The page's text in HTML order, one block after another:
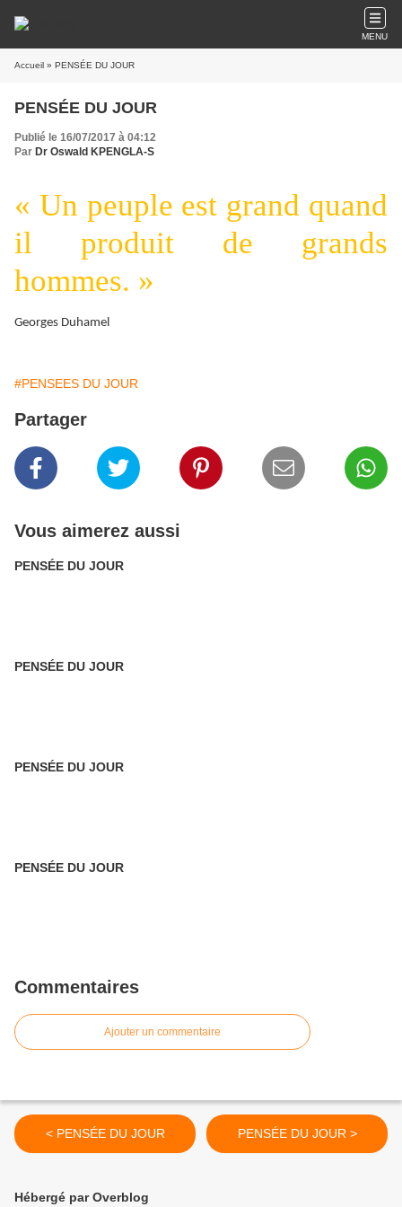
MENU
Accueil » PENSÉE DU JOUR
PENSÉE DU JOUR
Publié le 16/07/2017 à 04:12
Par Dr Oswald KPENGLA-S
« Un peuple est grand quand
il produit de grands
hommes. »
Georges Duhamel
#PENSEES DU JOUR
Partager
Vous aimerez aussi
PENSÉE DU JOUR
PENSÉE DU JOUR
PENSÉE DU JOUR
PENSÉE DU JOUR
Commentaires
Ajouter un commentaire
< PENSÉE DU JOUR PENSÉE DU JOUR >
Hébergé par Overblog